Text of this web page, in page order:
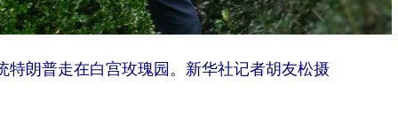
特朗普走在白宫玫瑰园。新华社记者胡友松摄